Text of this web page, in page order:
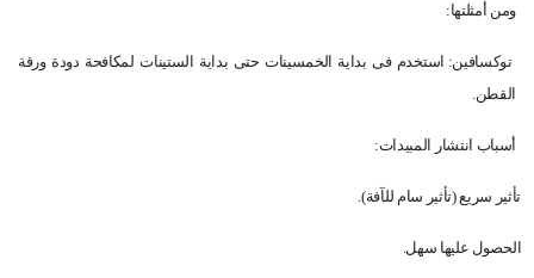
ومن أمثلتها:
توكسافين: استخدم فى بداية الخمسينات حتى بداية الستينات لمكافحة دودة ورقة
القطن.
أسباب انتشار المبيدات:
تأثير سريع (تأثير سام للآفة).
الحصول عليها سهل.